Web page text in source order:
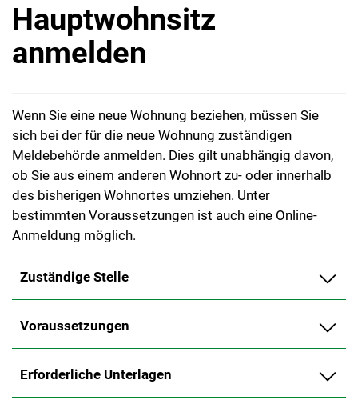
Hauptwohnsitz
anmelden
Wenn Sie eine neue Wohnung beziehen, müssen Sie
sich bei der für die neue Wohnung zuständigen
Meldebehörde anmelden. Dies gilt unabhängig davon,
ob Sie aus einem anderen Wohnort zu- oder innerhalb
des bisherigen Wohnortes umziehen. Unter
bestimmten Voraussetzungen ist auch eine Online-
Anmeldung möglich.
Zuständige Stelle
Voraussetzungen
Erforderliche Unterlagen